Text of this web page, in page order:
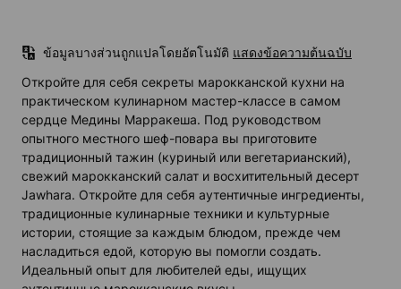
ข้อมูลบางส่วนถูกแปลโดยอัตโนมัติ แสดงข้อความต้นฉบับ
Откройте для себя секреты марокканской кухни на
практическом кулинарном мастер-классе в самом
сердце Медины Марракеша. Под руководством
опытного местного шеф-повара вы приготовите
традиционный тажин (куриный или вегетарианский),
свежий марокканский салат и восхитительный десерт
Jawhara. Откройте для себя аутентичные ингредиенты,
традиционные кулинарные техники и культурные
истории, стоящие за каждым блюдом, прежде чем
насладиться едой, которую вы помогли создать.
Идеальный опыт для любителей еды, ищущих